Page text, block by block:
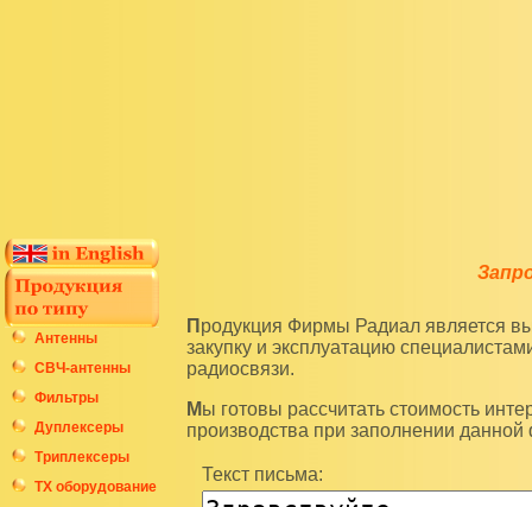
Антенны
СВЧ-антенны
Фильтры
Дуплексеры
Триплексеры
ТХ оборудование
Продукция Фирмы Радиал является высокотехнологичным оборудованием и подразумевает
закупку и эксплуатацию
радиосвязи.
Мы готовы рассчитать стоимость интересующих вас изделий по последним ценам нашего
производства при заполнении
Текст письма: